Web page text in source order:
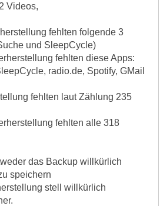
Videos,
fehlten folgende 3
und SleepCycle)
fehlten diese Apps:
radio.de, Spotify, GMail
fehlten laut Zählung 235
fehlten alle 318
das Backup willkürlich
speichern
stell willkürlich